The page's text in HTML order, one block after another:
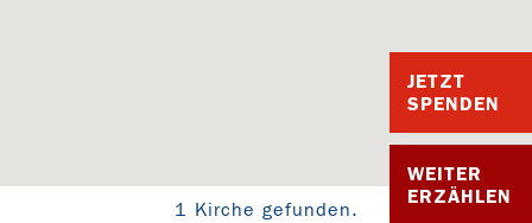
JETZT
SPENDEN
WEITER
ERZÄHLEN
1 Kirche gefunden.